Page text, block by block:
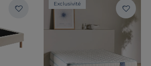
Exclusivité